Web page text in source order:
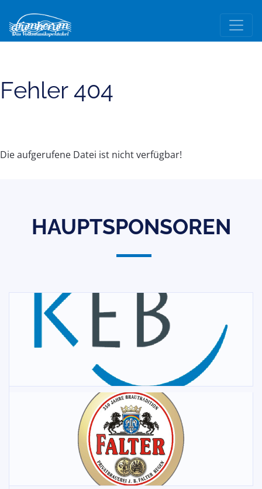
Fehler 404
Die aufgerufene Datei ist nicht verfügbar!
HAUPTSPONSOREN